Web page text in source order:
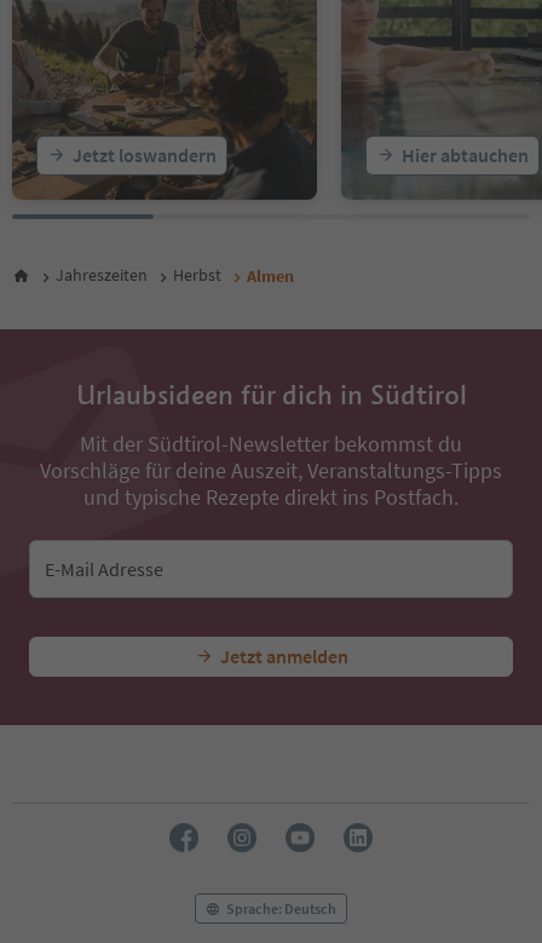
Jetzt loswandern Hier abtauchen
Jahreszeiten Herbst Almen
Urlaubsideen für dich in Südtirol
Mit der Südtirol-Newsletter bekommst du
Vorschläge für deine Auszeit, Veranstaltungs-Tipps
und typische Rezepte direkt ins Postfach.
E-Mail Adresse
Jetzt anmelden
Sprache: Deutsch